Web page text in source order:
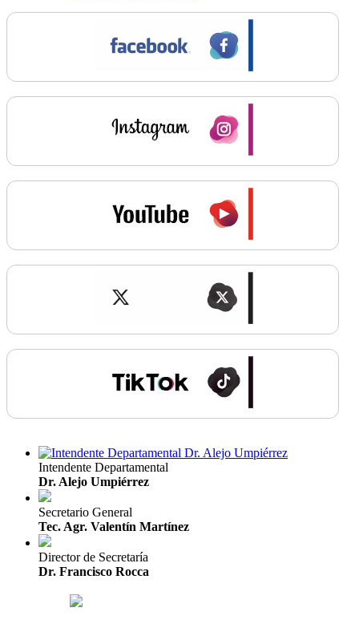
Intendente Departamental
Dr. Alejo Umpiérrez
Secretario General
Tec. Agr. Valentín Martínez
Director de Secretaría
Dr. Francisco Rocca